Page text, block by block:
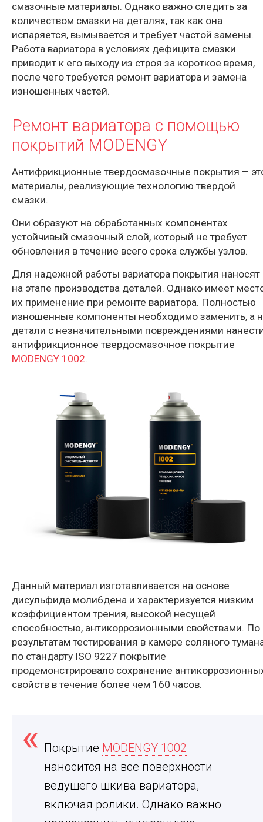
смазочные материалы. Однако важно следить за
количеством смазки на деталях, так как она
испаряется, вымывается и требует частой замены.
Работа вариатора в условиях дефицита смазки
приводит к его выходу из строя за короткое время,
после чего требуется ремонт вариатора и замена
изношенных частей.
Ремонт вариатора с помощью
покрытий MODENGY
Антифрикционные твердосмазочные покрытия –
материалы, реализующие технологию твердой
смазки.
Они образуют на обработанных компонентах
устойчивый смазочный слой, который не требует
обновления в течение всего срока службы узлов.
Для надежной работы вариатора покрытия наносят
на этапе производства деталей. Однако имеет
их применение при ремонте вариатора. Полностью
изношенные компоненты необходимо заменить, а
детали с незначительными повреждениями
антифрикционное твердосмазочное покрытие
MODENGY 1002.
Данный материал изготавливается на основе
дисульфида молибдена и характеризуется низким
коэффициентом трения, высокой несущей
способностью, антикоррозионными свойствами. По
результатам тестирования в камере соляного
по стандарту ISO 9227 покрытие
продемонстрировало сохранение
свойств в течение более чем 160 часов.
Покрытие MODENGY 1002
наносится на все поверхности
ведущего шкива вариатора,
включая ролики. Однако важно